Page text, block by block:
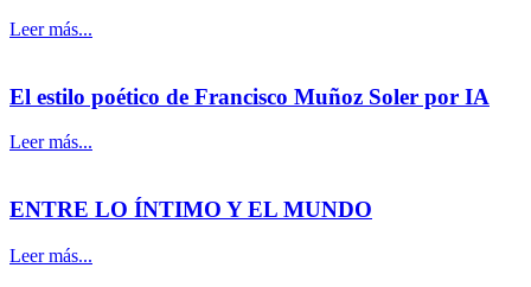
Leer más...
El estilo poético de Francisco Muñoz Soler por IA
Leer más...
ENTRE LO ÍNTIMO Y EL MUNDO
Leer más...